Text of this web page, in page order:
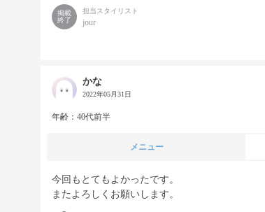
掲載
終了
担当スタイリスト
jour
かな
2022年05月31日
年齢：40代前半
メニュー
今回もとてもよかったです。
またよろしくお願いします。